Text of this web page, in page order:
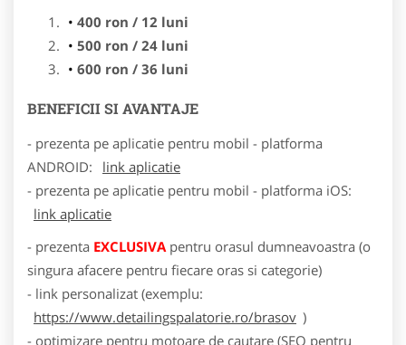
400 ron / 12 luni
500 ron / 24 luni
600 ron / 36 luni
BENEFICII SI AVANTAJE
- prezenta pe aplicatie pentru mobil - platforma
ANDROID:
link aplicatie
- prezenta pe aplicatie pentru mobil - platforma iOS:
link aplicatie
- prezenta EXCLUSIVA pentru orasul dumneavoastra (o
singura afacere pentru fiecare oras si categorie)
- link personalizat (exemplu:
https://www.detailingspalatorie.ro/brasov )
- optimizare pentru motoare de cautare (SEO pentru